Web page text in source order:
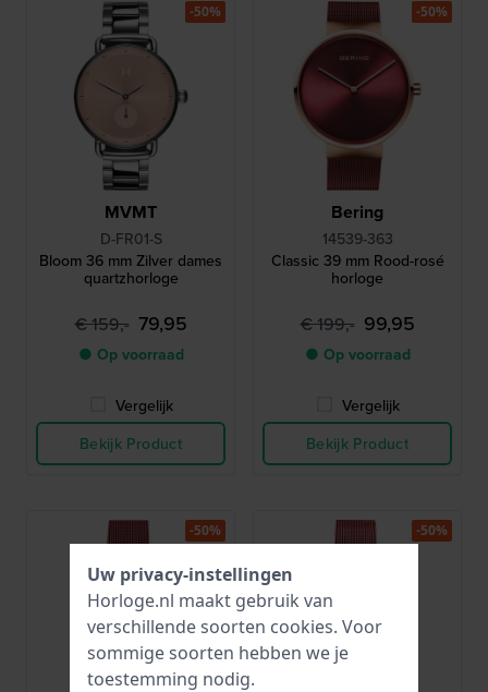
MVMT
D-FR01-S
Bloom 36 mm Zilver dames
quartzhorloge
€ 159,- 79,95
● Op voorraad
Vergelijk
Bekijk Product
-50%
Bering
14539-363
Classic 39 mm Rood-rosé
horloge
€ 199,- 99,95
● Op voorraad
Vergelijk
Bekijk Product
-50%
-50% -50%
Uw privacy-instellingen
Horloge.nl maakt gebruik van
verschillende soorten cookies. Voor
sommige soorten hebben we je
toestemming nodig.